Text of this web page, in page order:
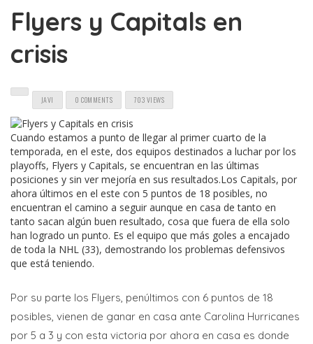
Flyers y Capitals en
crisis
JAVI 0 COMMENTS 703 VIEWS
Cuando estamos a punto de llegar al primer cuarto de la
temporada, en el este, dos equipos destinados a luchar por los
playoffs, Flyers y Capitals, se encuentran en las últimas
posiciones y sin ver mejoría en sus resultados.Los Capitals, por
ahora últimos en el este con 5 puntos de 18 posibles, no
encuentran el camino a seguir aunque en casa de tanto en
tanto sacan algún buen resultado, cosa que fuera de ella solo
han logrado un punto. Es el equipo que más goles a encajado
de toda la NHL (33), demostrando los problemas defensivos
que está teniendo.
Por su parte los Flyers, penúltimos con 6 puntos de 18
posibles, vienen de ganar en casa ante Carolina Hurricanes
por 5 a 3 y con esta victoria por ahora en casa es donde